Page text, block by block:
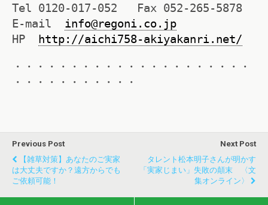
Tel 0120-017-052 Fax 052-265-5878
E-mail
info@regoni.co.jp
HP
http://aichi758-akiyakanri.net/
・・・・・・・・・・・・・・・・・・・・・
・・・・・・・・・・・
Previous Post
【雑草対策】あなたのご実家
は大丈夫ですか？遠方からでも
ご依頼可能！
Next Post
タレント松本明子さんが明かす
「実家じまい」失敗の顛末 〈文
集オンライン〉